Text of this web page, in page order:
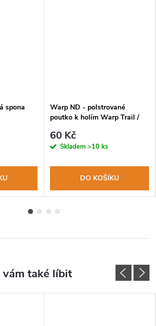
spona
Warp ND - polstrované
poutko k holím Warp Trail /
60 Kč
Skladem >10 ks
DO KOŠÍKU